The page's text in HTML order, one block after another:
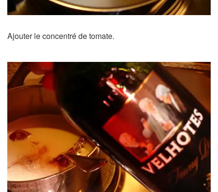
Ajouter le concentré de tomate.